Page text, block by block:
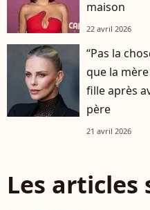
maison
22 avril 2026
“Pas la
que la
fille après
père
21 avril 2026
Les articles